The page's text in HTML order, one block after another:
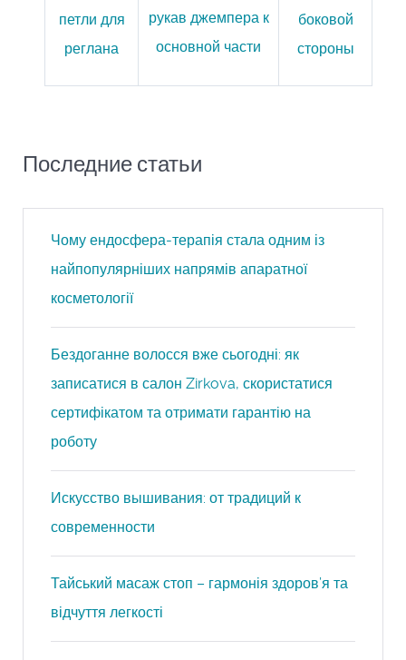
петли для
реглана
рукав джемпера к
основной части
боковой
стороны
Последние статьи
Чому ендосфера-терапія стала одним із
найпопулярніших напрямів апаратної
косметології
Бездоганне волосся вже сьогодні: як
записатися в салон Zirkova, скористатися
сертифікатом та отримати гарантію на
роботу
Искусство вышивания: от традиций к
современности
Тайський масаж стоп – гармонія здоров’я та
відчуття легкості